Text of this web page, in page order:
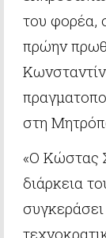
του φορέα,
πρώην
στη
«Ο Κώστας
διάρκεια